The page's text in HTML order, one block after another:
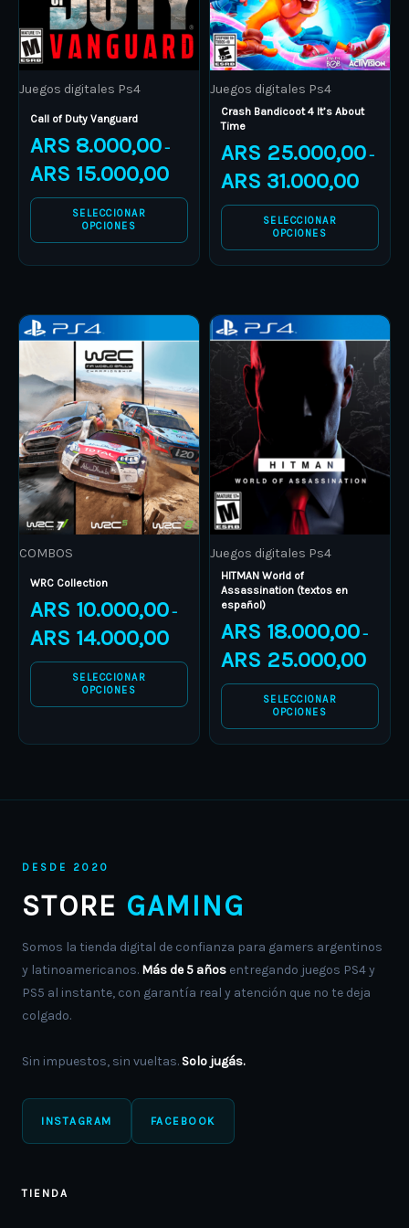
Juegos digitales Ps4
Call of Duty Vanguard
ARS 8.000,00 –
ARS 15.000,00
SELECCIONAR
OPCIONES
options
may
be
chosen
on
the
product
page
Juegos digitales Ps4
Crash Bandicoot 4 It’s About
Time
ARS 25.000,00 –
ARS 31.000,00
SELECCIONAR
OPCIONES
options
may
be
chosen
on
the
product
COMBOS
WRC Collection
ARS 10.000,00 –
ARS 14.000,00
ARS 10.000,00
ARS 14.000,00
SELECCIONAR
OPCIONES
This
has
multiple
variants.
The
options
may
be
chosen
on
the
product
page
Juegos digitales Ps4
HITMAN World of
Assassination (textos en
español)
ARS 18.000,00 –
ARS 25.000,00
Price
ARS
through
ARS
SELECCIONAR
OPCIONES
This
product
has
multiple
variants.
The
options
may
be
chosen
on
the
product
page
DESDE 2020
STORE GAMING
Somos la tienda digital de confianza para gamers argentinos
y latinoamericanos. Más de 5 años entregando juegos PS4 y
PS5 al instante, con garantía real y atención que no te deja
colgado.
Sin impuestos, sin vueltas. Solo jugás.
INSTAGRAM FACEBOOK
TIENDA